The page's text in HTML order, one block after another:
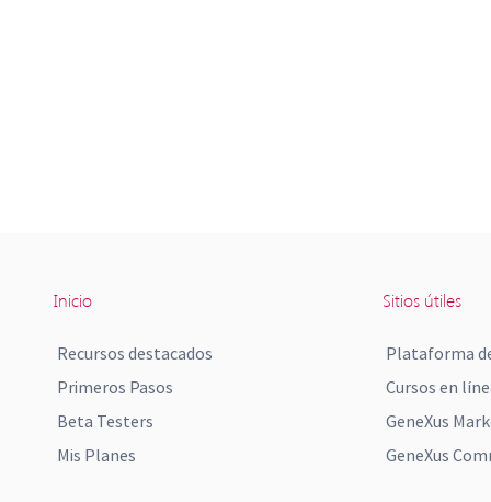
Inicio
Recursos destacados
Primeros Pasos
Beta Testers
Mis Planes
Sitios útiles
Plataforma
Cursos en
GeneXus
GeneXus